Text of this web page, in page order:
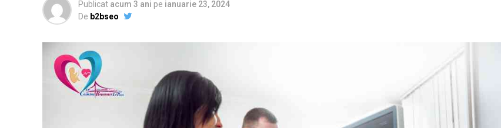
Publicat acum 3 ani pe ianuarie 23, 2024
De b2bseo